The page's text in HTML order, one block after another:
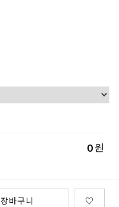
0원
장바구니 ♡